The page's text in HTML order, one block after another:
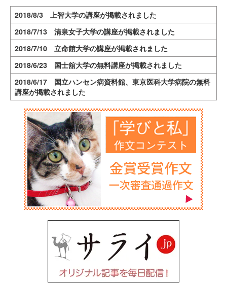
2018/8/3 上智大学の講座が掲載されました
2018/7/13 清泉女子大学の講座が掲載されました
2018/7/10 立命館大学の講座が掲載されました
2018/6/23 国士舘大学の無料講座が掲載されました
2018/6/17 国立ハンセン病資料館、東京医科大学病院の無料
講座が掲載されました